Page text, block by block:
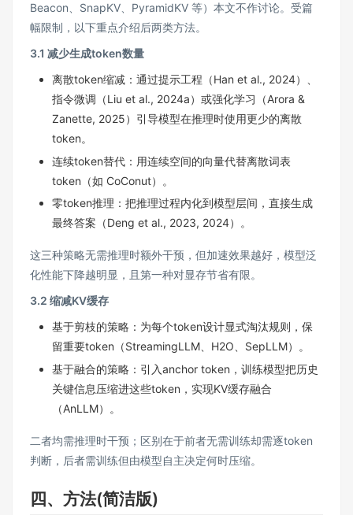
Beacon、SnapKV、PyramidKV 等）本文不作讨论。受篇
幅限制，以下重点介绍后两类方法。
3.1 减少生成token数量
离散token缩减：通过提示工程（Han et al., 2024）、
指令微调（Liu et al., 2024a）或强化学习（Arora &
Zanette, 2025）引导模型在推理时使用更少的离散
token。
连续token替代：用连续空间的向量代替离散词表
token（如 CoConut）。
零token推理：把推理过程内化到模型层间，直接生成
最终答案（Deng et al., 2023, 2024）。
这三种策略无需推理时额外干预，但加速效果越好，模型泛
化性能下降越明显，且第一种对显存节省有限。
3.2 缩减KV缓存
基于剪枝的策略：为每个token设计显式淘汰规则，保
留重要token（StreamingLLM、H2O、SepLLM）。
基于融合的策略：引入anchor token，训练模型把历史
关键信息压缩进这些token，实现KV缓存融合
（AnLLM）。
二者均需推理时干预；区别在于前者无需训练却需逐token
判断，后者需训练但由模型自主决定何时压缩。
四、方法(简洁版)